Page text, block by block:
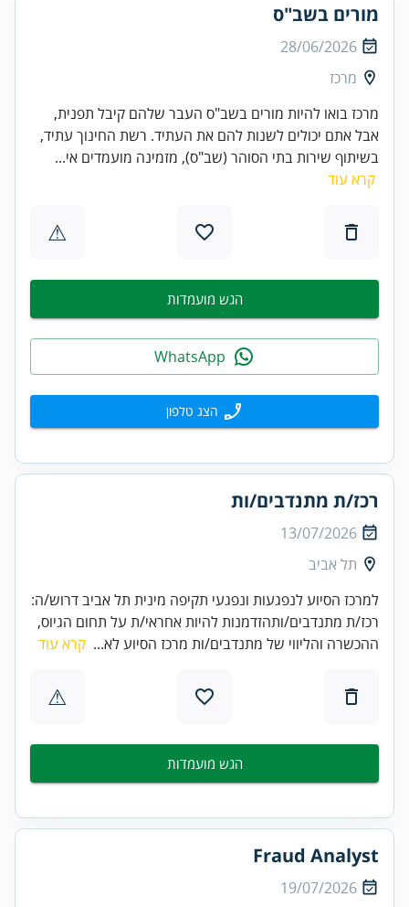
מורים בשב"ס
28/06/2026
מרכז
מרכז בואו להיות מורים בשב"ס העבר שלהם קיבל תפנית,
אבל אתם יכולים לשנות להם את העתיד. רשת החינוך עתיד,
בשיתוף שירות בתי הסוהר (שב"ס), מזמינה מועמדים אי...
קרא עוד
⚠
הגש מועמדות
הצג טלפון
רכז/ת מתנדבים/ות
13/07/2026
תל אביב
למרכז הסיוע לנפגעות ונפגעי תקיפה מינית תל אביב דרוש/ה:
רכז/ת מתנדבים/ותהזדמנות להיות אחראי/ת על תחום הגיוס,
ההכשרה והליווי של מתנדבים/ות מרכז הסיוע לא... קרא עוד
⚠
הגש מועמדות
Fraud Analyst
19/07/2026